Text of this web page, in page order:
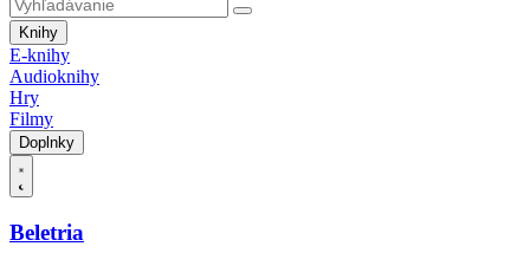
Knihy
E-knihy
Audioknihy
Hry
Filmy
Doplnky
Beletria